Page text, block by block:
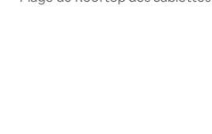
4,9 sur 5